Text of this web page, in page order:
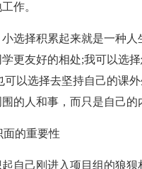
作。
选择积累起来就是一种
更友好的相处;我可以选
可以选择去坚持自己的课
的人和事，而只是自己的
面的重要性
自己刚进入项目组的狼